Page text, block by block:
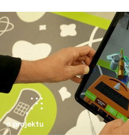
o projektu